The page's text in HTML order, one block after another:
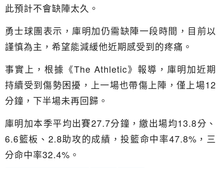
此預計不會缺陣太久。
勇士球團表示，庫明加仍需缺陣一段時間，目前以
謹慎為主，希望能減緩他近期感受到的疼痛。
事實上，根據《The Athletic》報導，庫明加近期
持續受到傷勢困擾，上一場也帶傷上陣，僅上場12
分鐘，下半場未再回歸。
庫明加本季平均出賽27.7分鐘，繳出場均13.8分、
6.6籃板、2.8助攻的成績，投籃命中率47.8%，三
分命中率32.4%。